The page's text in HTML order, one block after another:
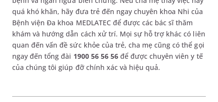
quá khó khăn, hãy đưa trẻ đến ngay chuyên khoa Nhi của
Bệnh viện Đa khoa MEDLATEC để được các bác sĩ thăm
khám và hướng dẫn cách xử trí. Mọi sự hỗ trợ khác có liên
quan đến vấn đề sức khỏe của trẻ, cha mẹ cũng có thể gọi
ngay đến tổng đài 1900 56 56 56để được chuyên viên y tế
của chúng tôi giúp đỡ chính xác và hiệu quả.